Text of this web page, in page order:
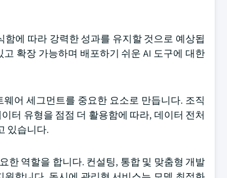
에 따라 강력한 성과를 유지할 것으로 예상됩
확장 가능하며 배포하기 쉬운 AI 도구에 대한
어 세그먼트를 중요한 요소로 만듭니다. 조직
터 유형을 점점 더 활용함에 따라, 데이터 전처
있습니다.
한 역할을 합니다. 컨설팅, 통합 및 맞춤형 개발